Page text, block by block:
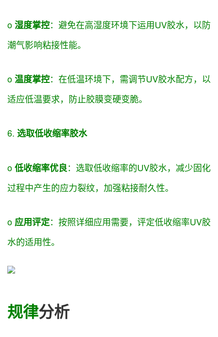
o湿度掌控：避免在高湿度环境下运用UV胶水，以防
潮气影响粘接性能。
o温度掌控：在低温环境下，需调节UV胶水配方，以
适应低温要求，防止胶膜变硬变脆。
6. 选取低收缩率胶水
o低收缩率优良： 选取低收缩率的UV胶水，减少固化
过程中产生的应力裂纹， 加强粘接耐久性。
o 应用评定： 按照详细应用需要， 评定低收缩率UV胶
水的适用性。
规律分析